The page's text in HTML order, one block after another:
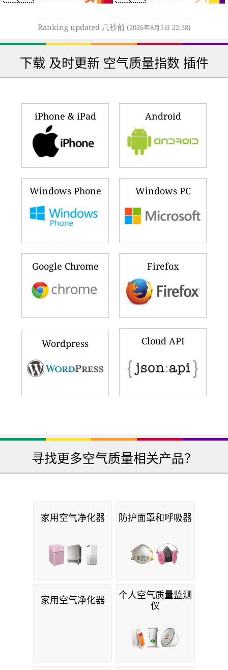
Ranking updated 几秒前 (2026年8月5日 22:38)
下载 及时更新 空气质量指数 插件
iPhone & iPad Android
Windows Phone Windows PC
Google Chrome Firefox
Wordpress Cloud API
寻找更多空气质量相关产品？
家用空气净化器 防护面罩和呼吸器
家用空气净化器
个人空气质量监测
仪